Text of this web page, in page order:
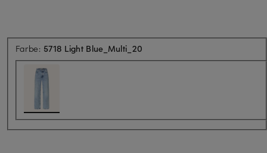
Farbe: 5718 Light Blue_Multi_20